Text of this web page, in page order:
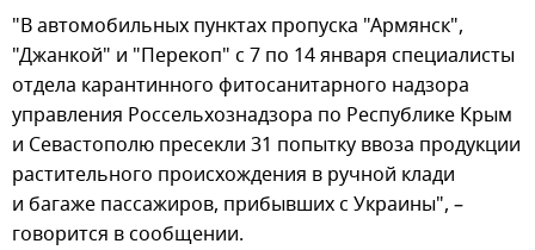
"В автомобильных пунктах пропуска "Армянск",
"Джанкой" и "Перекоп" с 7 по 14 января специалисты
отдела карантинного фитосанитарного надзора
управления Россельхознадзора по Республике Крым
и Севастополю пресекли 31 попытку ввоза продукции
растительного происхождения в ручной клади
и багаже пассажиров, прибывших с Украины", –
говорится в сообщении.